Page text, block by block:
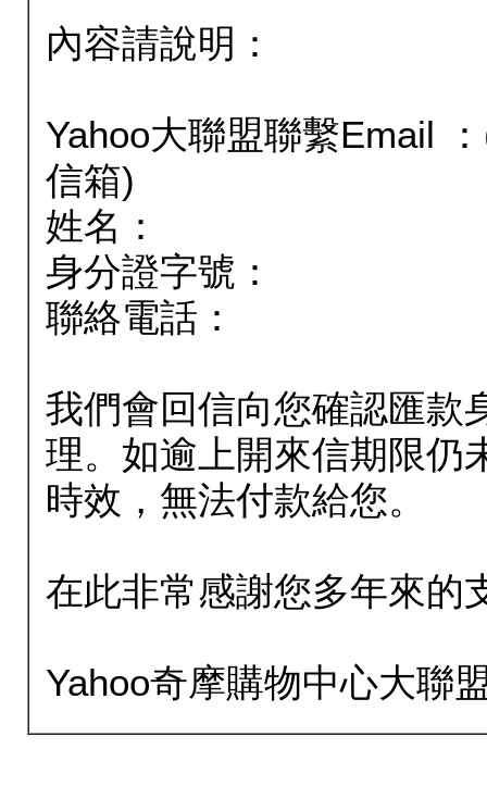
內容請說明：
Yahoo大聯盟聯繫Email
信箱)
姓名：
身分證字號：
聯絡電話：
我們會回信向您確認匯款
理。如逾上開來信期限仍
時效，無法付款給您。
在此非常感謝您多年來的
Yahoo奇摩購物中心大